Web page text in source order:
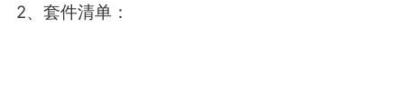
2、套件清单：